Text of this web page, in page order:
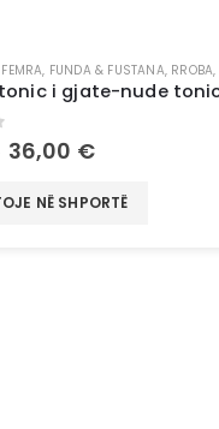
FEMRA, FUNDA & FUSTANA, RROBA,
5
36,00 €
NË SHPORTË